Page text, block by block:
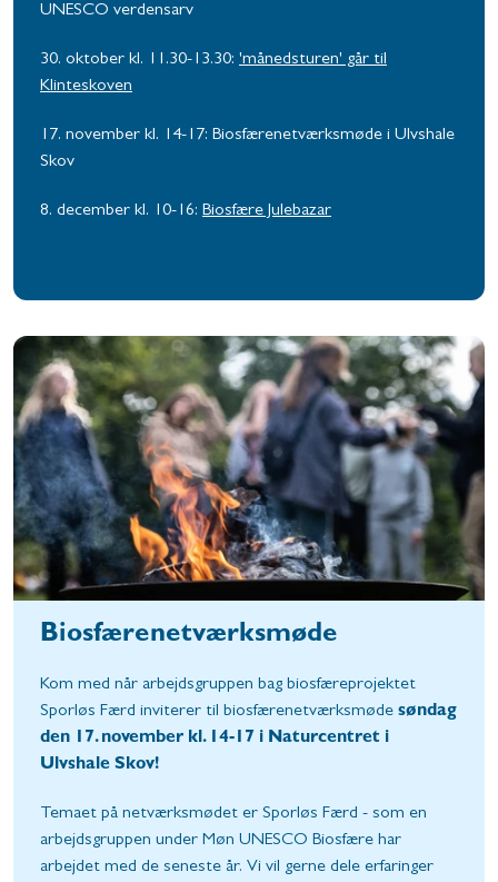
UNESCO verdensarv
30. oktober kl. 11.30-13.30: 'månedsturen' går til
Klinteskoven
17. november kl. 14-17: Biosfærenetværksmøde i Ulvshale
Skov
8. december kl. 10-16: Biosfære Julebazar
Biosfærenetværksmøde
Kom med når arbejdsgruppen bag biosfæreprojektet
Sporløs Færd inviterer til biosfærenetværksmøde søndag
den 17. november kl. 14-17 i Naturcentret i
Ulvshale Skov!
Temaet på netværksmødet er Sporløs Færd - som en
arbejdsgruppen under Møn UNESCO Biosfære har
arbejdet med de seneste år. Vi vil gerne dele erfaringer